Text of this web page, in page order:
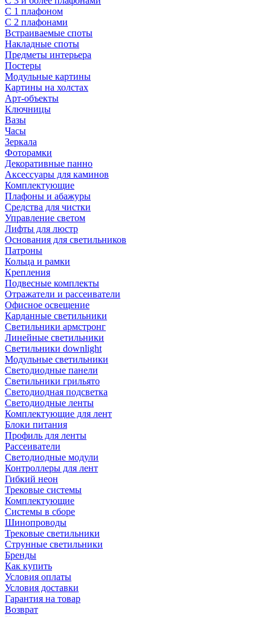
С 1 плафоном
С 2 плафонами
Встраиваемые споты
Накладные споты
Предметы интерьера
Постеры
Модульные картины
Картины на холстах
Арт-объекты
Ключницы
Вазы
Часы
Зеркала
Фоторамки
Декоративные панно
Аксессуары для каминов
Комплектующие
Плафоны и абажуры
Средства для чистки
Управление светом
Лифты для люстр
Основания для светильников
Патроны
Кольца и рамки
Крепления
Подвесные комплекты
Отражатели и рассеиватели
Офисное освещение
Карданные светильники
Светильники армстронг
Линейные светильники
Светильники downlight
Модульные светильники
Светодиодные панели
Светильники грильято
Светодиодная подсветка
Светодиодные ленты
Комплектующие для лент
Блоки питания
Профиль для ленты
Рассеиватели
Светодиодные модули
Контроллеры для лент
Гибкий неон
Трековые системы
Комплектующие
Системы в сборе
Шинопроводы
Трековые светильники
Струнные светильники
Бренды
Как купить
Условия оплаты
Условия доставки
Гарантия на товар
Возврат